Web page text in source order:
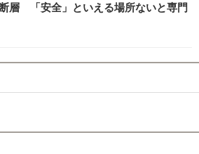
層 「安全」といえる場所ないと専門